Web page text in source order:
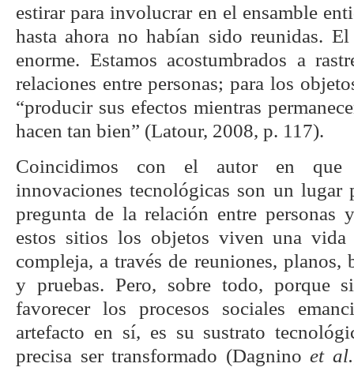
estirar para involucrar en el ensamble
hasta ahora no habían sido reunidas.
enorme. Estamos acostumbrados a
relaciones entre personas; para los
“producir sus efectos mientras
hacen tan bien” (Latour, 2008, p. 117).
Coincidimos con el autor en que
innovaciones tecnológicas son un lugar
pregunta de la relación entre personas
estos sitios los objetos viven una vida
compleja, a través de reuniones, planos,
y pruebas. Pero, sobre todo, porque
favorecer los procesos sociales
artefacto en sí, es su sustrato
precisa ser transformado (Dagninoet al.